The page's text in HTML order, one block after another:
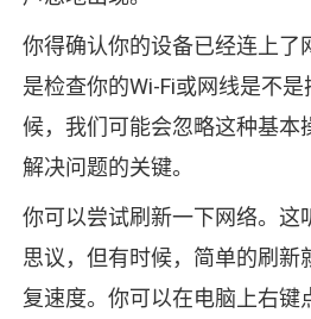
你得确认你的设备已经连上了
是检查你的Wi-Fi或网线是不
候，我们可能会忽略这种基本
解决问题的关键。
你可以尝试刷新一下网络。这
思议，但有时候，简单的刷新
复速度。你可以在电脑上右键